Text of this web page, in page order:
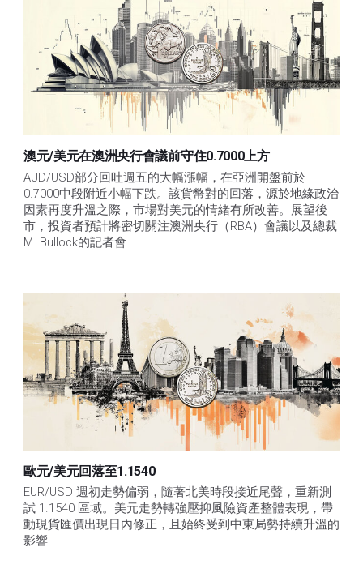
澳元/美元在澳洲央行會議前守住0.7000上方
AUD/USD部分回吐週五的大幅漲幅，在亞洲開盤前於
0.7000中段附近小幅下跌。該貨幣對的回落，源於地緣政治
因素再度升溫之際，市場對美元的情緒有所改善。展望後
市，投資者預計將密切關注澳洲央行（RBA）會議以及總裁
M. Bullock的記者會
歐元/美元回落至1.1540
EUR/USD 週初走勢偏弱，隨著北美時段接近尾聲，重新測
試 1.1540 區域。美元走勢轉強壓抑風險資產整體表現，帶
動現貨匯價出現日內修正，且始終受到中東局勢持續升溫的
影響